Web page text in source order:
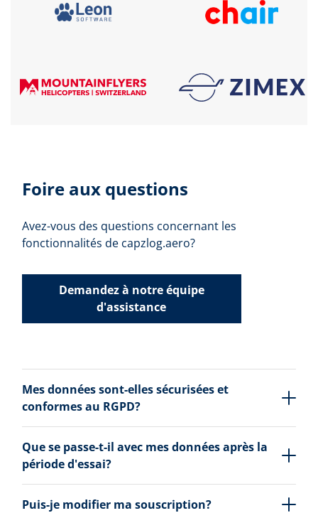
Foire aux questions
Avez-vous des questions concernant les
fonctionnalités de capzlog.aero?
Demandez à notre équipe
d'assistance
Mes données sont-elles sécurisées et
conformes au RGPD?
Que se passe-t-il avec mes données après la
période d'essai?
Puis-je modifier ma souscription?